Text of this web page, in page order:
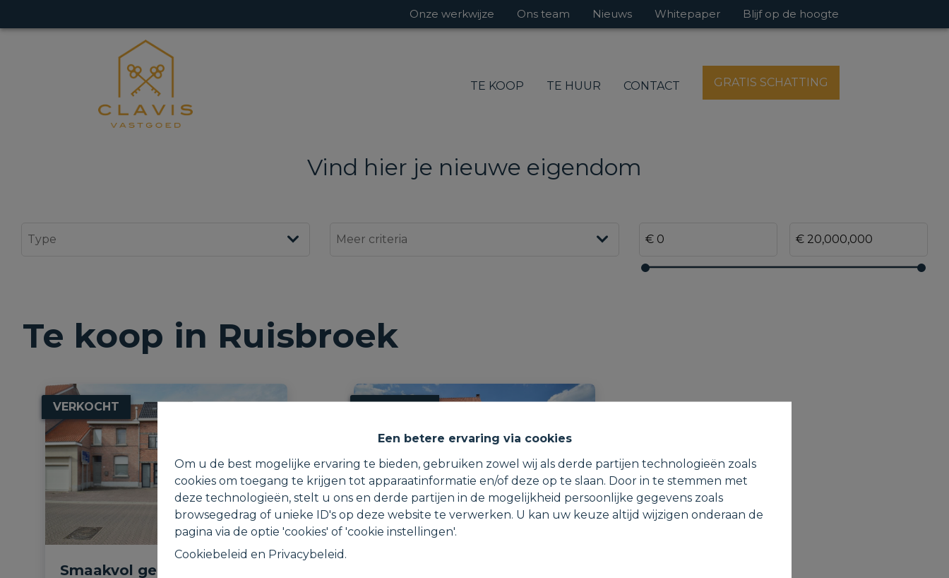
Een betere ervaring via cookies
Om u de best mogelijke ervaring te bieden, gebruiken zowel wij als derde partijen technologieën zoals
cookies om toegang te krijgen tot apparaatinformatie en/of deze op te slaan. Door in te stemmen met
deze technologieën, stelt u ons en derde partijen in de mogelijkheid persoonlijke gegevens zoals
browsegedrag of unieke ID's op deze website te verwerken. U kan uw keuze altijd wijzigen onderaan de
pagina via de optie 'cookies' of 'cookie instellingen'.
Cookiebeleid en Privacybeleid .
Onze werkwijze Ons team Nieuws Whitepaper Blijf op de hoogte
TE KOOP TE HUUR CONTACT GRATIS SCHATTING
Vind hier je nieuwe eigendom
Te koop in Ruisbroek
VERKOCHT
Smaakvol gerenoveerde
VERKOCHT